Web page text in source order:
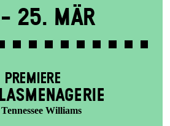
25. Mär
PREMIERE
Williams